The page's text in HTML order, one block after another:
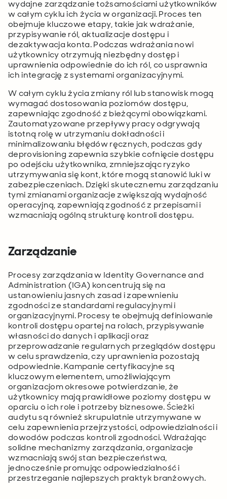
wydajne zarządzanie tożsamościami użytkowników
w całym cyklu ich życia w organizacji. Proces ten
obejmuje kluczowe etapy, takie jak wdrażanie,
przypisywanie ról, aktualizacje dostępu i
dezaktywacja konta. Podczas wdrażania nowi
użytkownicy otrzymują niezbędny dostęp i
uprawnienia odpowiednie do ich ról, co usprawnia
ich integrację z systemami organizacyjnymi.
W całym cyklu życia zmiany ról lub stanowisk mogą
wymagać dostosowania poziomów dostępu,
zapewniając zgodność z bieżącymi obowiązkami.
Zautomatyzowane przepływy pracy odgrywają
istotną rolę w utrzymaniu dokładności i
minimalizowaniu błędów ręcznych, podczas gdy
deprovisioning zapewnia szybkie cofnięcie dostępu
po odejściu użytkownika, zmniejszając ryzyko
utrzymywania się kont, które mogą stanowić luki w
zabezpieczeniach. Dzięki skutecznemu zarządzaniu
tymi zmianami organizacje zwiększają wydajność
operacyjną, zapewniają zgodność z przepisami i
wzmacniają ogólną strukturę kontroli dostępu.
Zarządzanie
Procesy zarządzania w Identity Governance and
Administration (IGA) koncentrują się na
ustanowieniu jasnych zasad i zapewnieniu
zgodności ze standardami regulacyjnymi i
organizacyjnymi. Procesy te obejmują definiowanie
kontroli dostępu opartej na rolach, przypisywanie
własności do danych i aplikacji oraz
przeprowadzanie regularnych przeglądów dostępu
w celu sprawdzenia, czy uprawnienia pozostają
odpowiednie. Kampanie certyfikacyjne są
kluczowym elementem, umożliwiającym
organizacjom okresowe potwierdzanie, że
użytkownicy mają prawidłowe poziomy dostępu w
oparciu o ich role i potrzeby biznesowe. Ścieżki
audytu są również skrupulatnie utrzymywane w
celu zapewnienia przejrzystości, odpowiedzialności i
dowodów podczas kontroli zgodności. Wdrażając
solidne mechanizmy zarządzania, organizacje
wzmacniają swój stan bezpieczeństwa,
jednocześnie promując odpowiedzialność i
przestrzeganie najlepszych praktyk branżowych.